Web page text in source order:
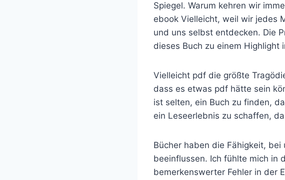
Spiegel. Warum kehren wir
ebook Vielleicht, weil wir jedes
und uns selbst entdecken. Die
dieses Buch zu einem Highlight
Vielleicht pdf die größte
dass es etwas pdf hätte sein
ist selten, ein Buch zu finden,
ein Leseerlebnis zu schaffen,
Bücher haben die Fähigkeit,
beeinflussen. Ich fühlte mich in
bemerkenswerter Fehler in der